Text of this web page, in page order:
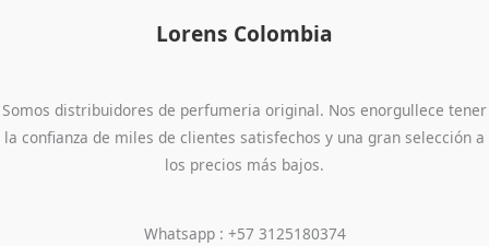
Lorens Colombia
Somos distribuidores de perfumeria original. Nos enorgullece tener
la confianza de miles de clientes satisfechos y una gran selección a
los precios más bajos.
Whatsapp : +57 3125180374